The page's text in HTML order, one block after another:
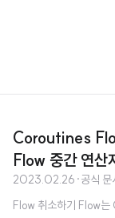
Coroutines
Flow 중간 연산
2023.02.26 ·공식
Flow 취소하기 Flow는